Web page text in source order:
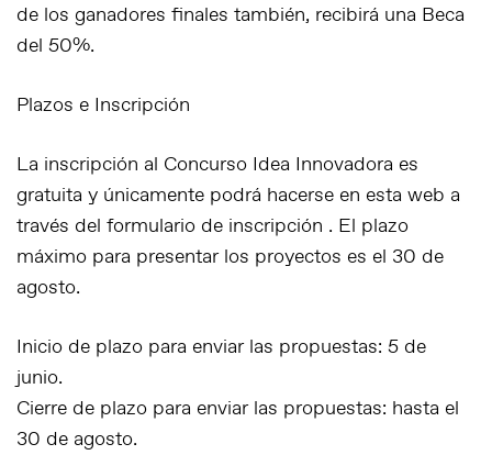
de los ganadores finales también, recibirá una Beca
del 50%.
Plazos e Inscripción
La inscripción al Concurso Idea Innovadora es
gratuita y únicamente podrá hacerse en esta web a
través del formulario de inscripción . El plazo
máximo para presentar los proyectos es el 30 de
agosto.
Inicio de plazo para enviar las propuestas: 5 de
junio.
Cierre de plazo para enviar las propuestas: hasta el
30 de agosto.